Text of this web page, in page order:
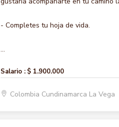
- Completes tu hoja de vida.
...
Salario : $ 1.900.000
Colombia Cundinamarca La Vega